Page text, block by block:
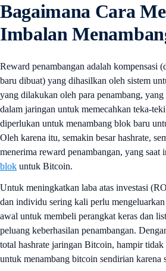
Bagaimana Cara
Imbalan
Reward penambangan adalah kompensasi
baru dibuat) yang dihasilkan oleh sistem
yang dilakukan oleh para penambang, yang
dalam jaringan untuk memecahkan teka-
diperlukan untuk menambang blok baru
Oleh karena itu, semakin besar hashrate,
menerima reward penambangan, yang saat
blok untuk Bitcoin.
Untuk meningkatkan laba atas investasi
dan individu sering kali perlu
awal untuk membeli perangkat keras dan
peluang keberhasilan penambangan.
total hashrate jaringan Bitcoin, hampir
untuk menambang bitcoin sendirian karena